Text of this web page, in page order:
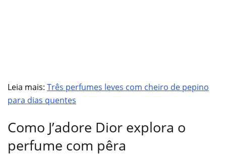
Leia mais: Três perfumes leves com cheiro de pepino
para dias quentes
Como J’adore Dior explora o
perfume com pêra